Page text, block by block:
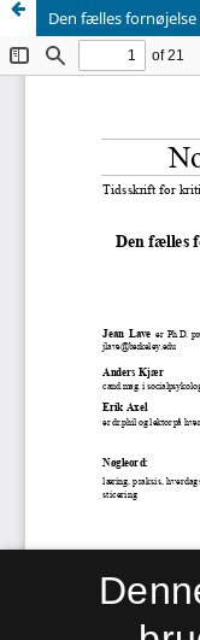
Den fælles